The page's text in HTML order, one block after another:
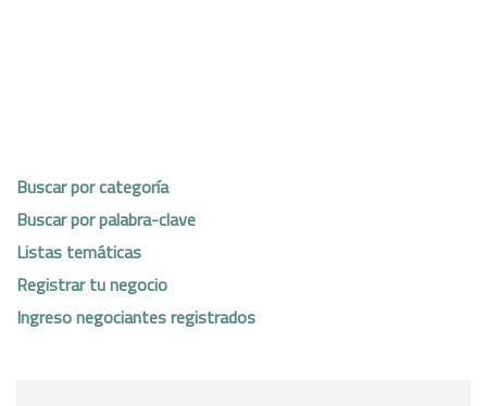
Buscar por categoría
Buscar por palabra-clave
Listas temáticas
Registrar tu negocio
Ingreso negociantes registrados